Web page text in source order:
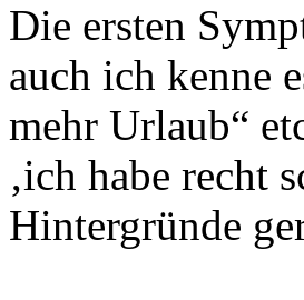
Die ersten
auch ich kenne
mehr Urlaub“
‚ich habe recht
Hintergründe